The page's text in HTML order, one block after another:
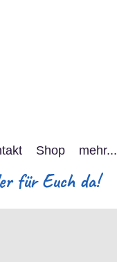
Shop mehr...
für Euch da!